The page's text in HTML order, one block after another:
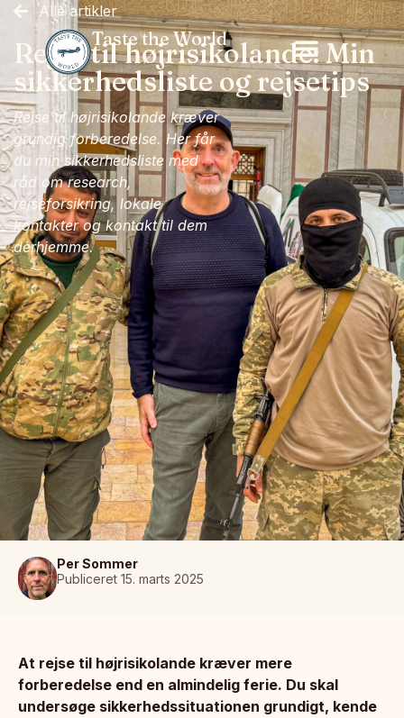
Taste the World
Alle artikler
Rejse til højrisikolande: Min
sikkerhedsliste og rejsetips
Rejse til højrisikolande kræver
grundig forberedelse. Her får
du min sikkerhedsliste med
råd om research,
rejseforsikring, lokale
kontakter og kontakt til dem
derhjemme.
Per Sommer
Publiceret 15. marts 2025
At rejse til højrisikolande kræver mere
forberedelse end en almindelig ferie. Du skal
undersøge sikkerhedssituationen grundigt, kende